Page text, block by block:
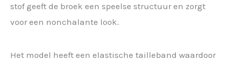
stof geeft de broek een speelse structuur en zorgt
voor een nonchalante look.
Het model heeft een elastische tailleband waardoor